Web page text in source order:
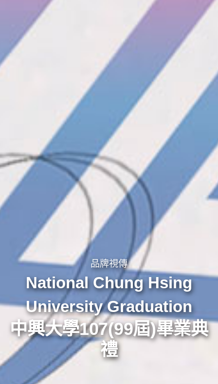
品牌視傳
National Chung Hsing
University Graduation
中興大學107(99屆)畢業典
禮